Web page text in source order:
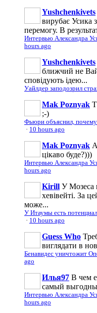
Yushchenkivets
вирубає Усика
перемогу. В
Интервью Александра
hours ago
Yushchenkivets
ближчий не
сповідують ідею...
Уайлдер заподозрил
Mak Poznyak
;-)
Фьюри объяснил,
· 10 hours ago
Mak Poznyak
цікаво буде?)))
Интервью Александра
hours ago
Kirill У Мозеса
хевівейті. За
може...
У Итаумы есть
· 10 hours ago
Guess Who
виглядати в
Бенавидес уничтожит
ago
Илья97 В чем
самый
Интервью Александра
hours ago